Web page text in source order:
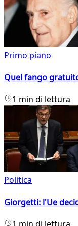
Primo piano
Quel fango
1 min di lettura
Politica
Giorgetti: l'Ue